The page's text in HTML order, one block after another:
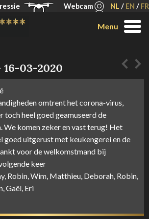
Webcam NL / EN / FR
Menu
03-2020
omtrent het corona-virus,
toch heel goed geamuseerd de
We komen zeker en vast terug! Het
goed uitgerust met keukengerei en de
voor de welkomstmand bij
keer
Robin, Wim, Matthieu, Deborah, Robin,
Gaël, Eri